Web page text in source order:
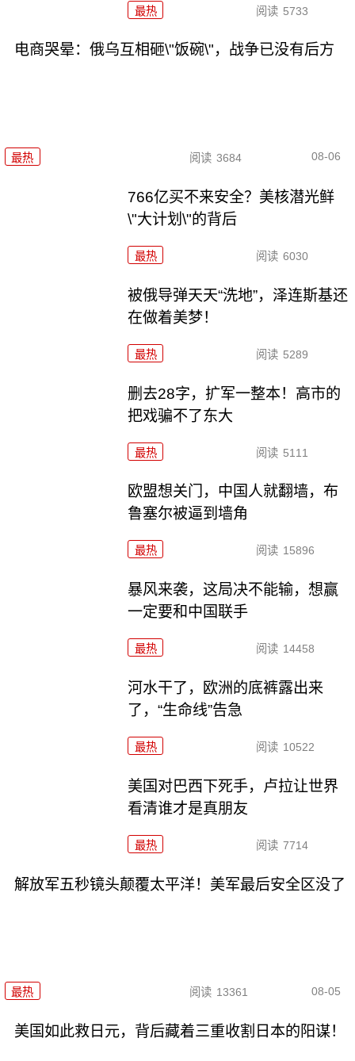
最热 阅读 5733
电商哭晕：俄乌互相砸\"饭碗\"，战争已没有后方
最热 阅读 3684 08-06
766亿买不来安全？美核潜光鲜
\"大计划\"的背后
最热 阅读 6030
被俄导弹天天“洗地”，泽连斯基还
在做着美梦！
最热 阅读 5289
删去28字，扩军一整本！高市的
把戏骗不了东大
最热 阅读 5111
欧盟想关门，中国人就翻墙，布
鲁塞尔被逼到墙角
最热 阅读 15896
暴风来袭，这局决不能输，想赢
一定要和中国联手
最热 阅读 14458
河水干了，欧洲的底裤露出来
了，“生命线”告急
最热 阅读 10522
美国对巴西下死手，卢拉让世界
看清谁才是真朋友
最热 阅读 7714
解放军五秒镜头颠覆太平洋！美军最后安全区没了
最热 阅读 13361 08-05
美国如此救日元，背后藏着三重收割日本的阳谋！